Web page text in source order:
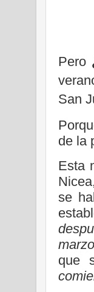
Pero
San
de la
Esta
se
marzo
que